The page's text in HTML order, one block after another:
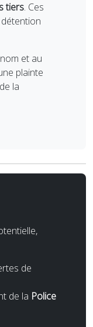
tiers. Ces
et au
plainte
la
de
de la Police